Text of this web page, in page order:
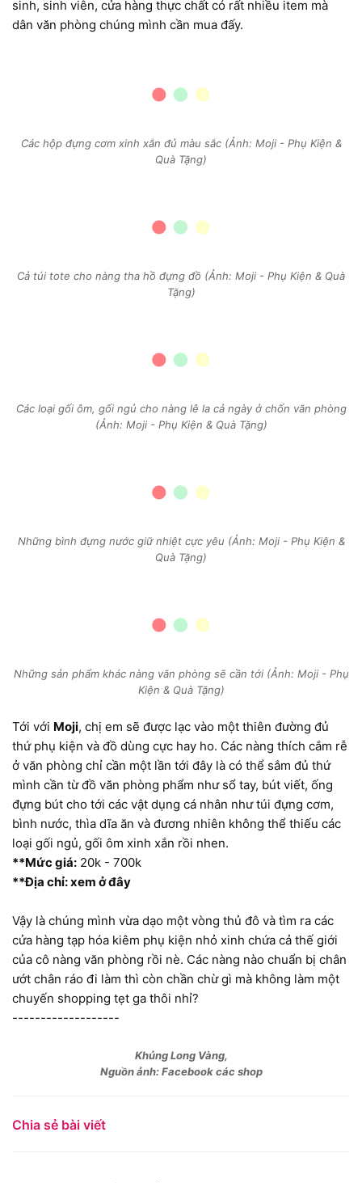
sinh, sinh viên, cửa hàng thực chất có rất nhiều item mà
dân văn phòng chúng mình cần mua đấy.
Các hộp đựng cơm xinh xắn đủ màu sắc (Ảnh: Moji - Phụ Kiện &
Quà Tặng)
Cả túi tote cho nàng tha hồ đựng đồ (Ảnh: Moji - Phụ Kiện & Quà
Tặng)
Các loại gối ôm, gối ngủ cho nàng lê la cả ngày ở chốn văn phòng
(Ảnh: Moji - Phụ Kiện & Quà Tặng)
Những bình đựng nước giữ nhiệt cực yêu (Ảnh: Moji - Phụ Kiện &
Quà Tặng)
Những sản phẩm khác nàng văn phòng sẽ cần tới (Ảnh: Moji - Phụ
Kiện & Quà Tặng)
Tới với Moji, chị em sẽ được lạc vào một thiên đường đủ
thứ phụ kiện và đồ dùng cực hay ho. Các nàng thích cắm rễ
ở văn phòng chỉ cần một lần tới đây là có thể sắm đủ thứ
mình cần từ đồ văn phòng phẩm như sổ tay, bút viết, ống
đựng bút cho tới các vật dụng cá nhân như túi đựng cơm,
bình nước, thìa dĩa ăn và đương nhiên không thể thiếu các
loại gối ngủ, gối ôm xinh xắn rồi nhen.
**Mức giá: 20k - 700k
**Địa chỉ: xem ở đây
Vậy là chúng mình vừa dạo một vòng thủ đô và tìm ra các
cửa hàng tạp hóa kiêm phụ kiện nhỏ xinh chứa cả thế giới
của cô nàng văn phòng rồi nè. Các nàng nào chuẩn bị chân
ướt chân ráo đi làm thì còn chần chừ gì mà không làm một
chuyến shopping tẹt ga thôi nhỉ?
-------------------
Khủng Long Vàng,
Nguồn ảnh: Facebook các shop
Chia sẻ bài viết